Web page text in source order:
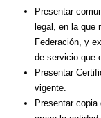
Presentar
legal, en la que
Federación, y
de servicio que
Presentar
vigente.
Presentar